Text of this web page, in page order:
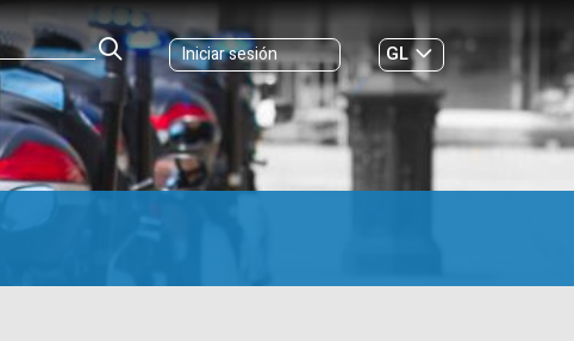
Iniciar sesión
GL
ES|